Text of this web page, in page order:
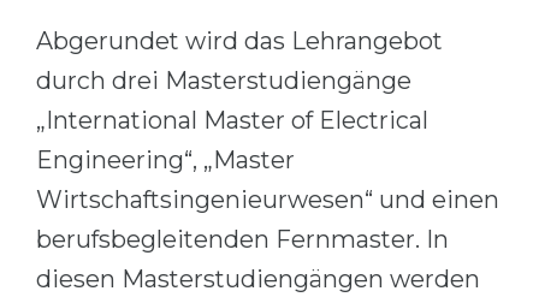
Abgerundet wird das Lehrangebot
durch drei Masterstudiengänge
„International Master of Electrical
Engineering“, „Master
Wirtschaftsingenieurwesen“ und einen
berufsbegleitenden Fernmaster. In
diesen Masterstudiengängen werden